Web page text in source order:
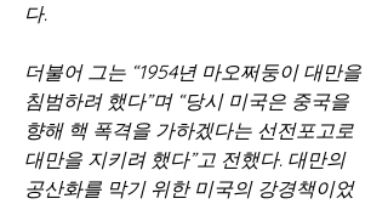
다.
더불어 그는 “1954년 마오쩌둥이 대만을
침범하려 했다”며 “당시 미국은 중국을
향해 핵 폭격을 가하겠다는 선전포고로
대만을 지키려 했다”고 전했다. 대만의
공산화를 막기 위한 미국의 강경책이었